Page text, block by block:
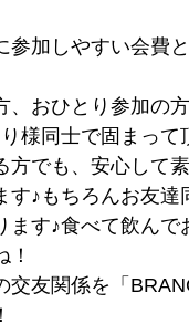
参加しやすい会費
、おひとり参加の
様同士で固まって
方でも、安心して
す♪もちろんお友達
ます♪食べて飲んで
交友関係を「